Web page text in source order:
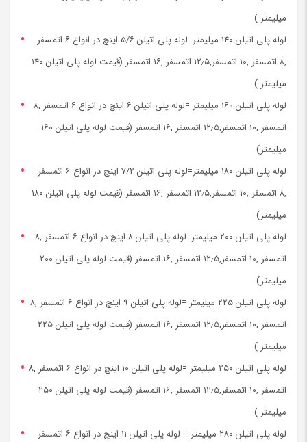
میلیمتر )
لوله پلی اتیلن ۱۴۰ میلیمتر=لوله پلی اتیلن ۵/۶ اینچ در انواع ۶ اتمسفر
,۸ اتمسفر ,۱۰ اتمسفر,۱۲٫۵ اتمسفر ,۱۶ اتمسفر (قیمت لوله پلی اتیلن ۱۴۰
میلیمتر )
لوله پلی اتیلن ۱۶۰ میلیمتر =لوله پلی اتیلن ۶ اینچ در انواع ۶ اتمسفر ,۸
اتمسفر ,۱۰ اتمسفر,۱۲٫۵ اتمسفر ,۱۶ اتمسفر (قیمت لوله پلی اتیلن ۱۶۰
میلیمتر)
لوله پلی اتیلن ۱۸۰ میلیمتر=لوله پلی اتیلن ۷/۲ اینچ در انواع ۶ اتمسفر
,۸ اتمسفر ,۱۰ اتمسفر,۱۲٫۵ اتمسفر ,۱۶ اتمسفر (قیمت لوله پلی اتیلن ۱۸۰
میلیمتر)
لوله پلی اتیلن ۲۰۰ میلیمتر=لوله پلی اتیلن ۸ اینچ در انواع ۶ اتمسفر ,۸
اتمسفر ,۱۰ اتمسفر,۱۲٫۵ اتمسفر ,۱۶ اتمسفر (قیمت لوله پلی اتیلن ۲۰۰
میلیمتر)
لوله پلی اتیلن ۲۲۵ میلیمتر =لوله پلی اتیلن ۹ اینچ در انواع ۶ اتمسفر ,۸
اتمسفر ,۱۰ اتمسفر,۱۲٫۵ اتمسفر ,۱۶ اتمسفر (قیمت لوله پلی اتیلن ۲۲۵
میلیمتر )
لوله پلی اتیلن ۲۵۰ میلیمتر =لوله پلی اتیلن ۱۰ اینچ در انواع ۶ اتمسفر ,۸
اتمسفر ,۱۰ اتمسفر,۱۲٫۵ اتمسفر ,۱۶ اتمسفر (قیمت لوله پلی اتیلن ۲۵۰
میلیمتر )
لوله پلی اتیلن ۲۸۰ میلیمتر = لوله پلی اتیلن ۱۱ اینچ در انواع ۶ اتمسفر